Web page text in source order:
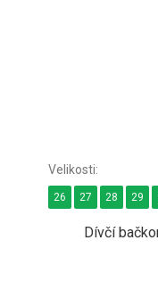
Dívčí
26 27 28 29